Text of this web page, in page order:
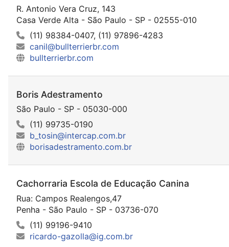
R. Antonio Vera Cruz, 143
Casa Verde Alta - São Paulo - SP - 02555-010
(11) 98384-0407, (11) 97896-4283
canil@bullterrierbr.com
bullterrierbr.com
Boris Adestramento
São Paulo - SP - 05030-000
(11) 99735-0190
b_tosin@intercap.com.br
borisadestramento.com.br
Cachorraria Escola de Educação Canina
Rua: Campos Realengos,47
Penha - São Paulo - SP - 03736-070
(11) 99196-9410
ricardo-gazolla@ig.com.br